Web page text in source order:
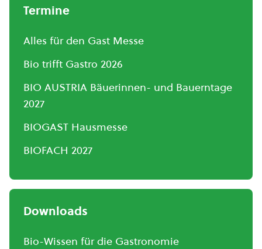
Termine
Alles für den Gast Messe
Bio trifft Gastro 2026
BIO AUSTRIA Bäuerinnen- und Bauerntage
2027
BIOGAST Hausmesse
BIOFACH 2027
Downloads
Bio-Wissen für die Gastronomie